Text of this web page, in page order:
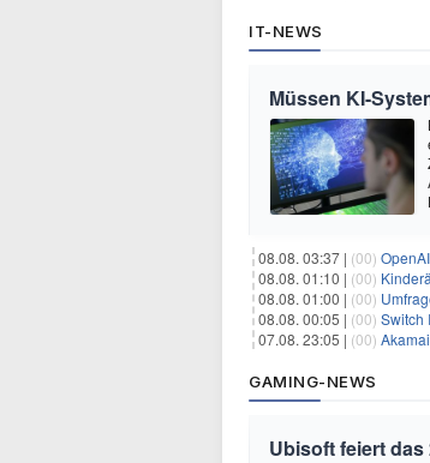
IT-NEWS
Müssen KI-
08.08. 03:37 | (00)
08.08. 01:10 | (00)
08.08. 01:00 | (00)
08.08. 00:05 | (00) Switch
07.08. 23:05 | (00)
GAMING-NEWS
Ubisoft feiert das